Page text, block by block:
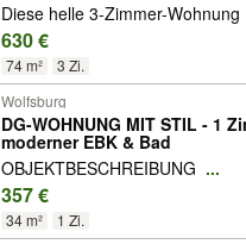
​Diese helle 3-Zimmer-Wohnung
630 €
74 m² 3 Zi.
Wolfsburg
DG-WOHNUNG MIT STIL - 1
moderner EBK & Bad
OBJEKTBESCHREIBUNG ...
357 €
34 m² 1 Zi.